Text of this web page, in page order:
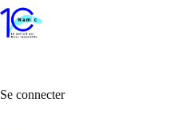
Passer
au
contenu
Se connecter